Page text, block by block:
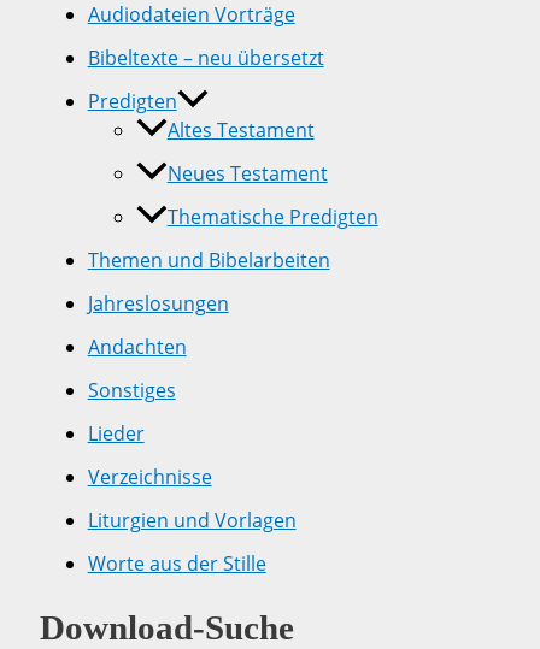
Audiodateien Vorträge
Bibeltexte – neu übersetzt
Predigten
Altes Testament
Neues Testament
Thematische Predigten
Themen und Bibelarbeiten
Jahreslosungen
Andachten
Sonstiges
Lieder
Verzeichnisse
Liturgien und Vorlagen
Worte aus der Stille
Download-Suche